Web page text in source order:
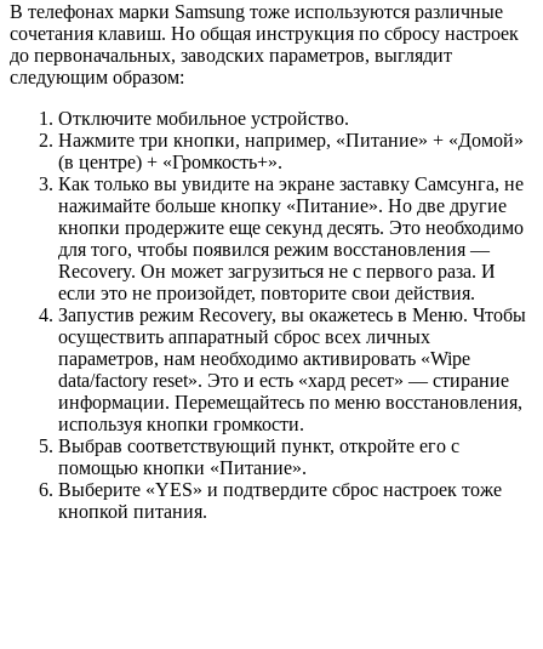
В телефонах марки Samsung тоже используются различные
сочетания клавиш. Но общая инструкция по сбросу настроек
до первоначальных, заводских параметров, выглядит
следующим образом:
Отключите мобильное устройство.
Нажмите три кнопки, например, «Питание» + «Домой»
(в центре) + «Громкость+».
Как только вы увидите на экране заставку Самсунга, не
нажимайте больше кнопку «Питание». Но две другие
кнопки продержите еще секунд десять. Это необходимо
для того, чтобы появился режим восстановления —
Recovery. Он может загрузиться не с первого раза. И
если это не произойдет, повторите свои действия.
Запустив режим Recovery, вы окажетесь в Меню. Чтобы
осуществить аппаратный сброс всех личных
параметров, нам необходимо активировать «Wipe
data/factory reset». Это и есть «хард ресет» — стирание
информации. Перемещайтесь по меню восстановления,
используя кнопки громкости.
Выбрав соответствующий пункт, откройте его с
помощью кнопки «Питание».
Выберите «YES» и подтвердите сброс настроек тоже
кнопкой питания.